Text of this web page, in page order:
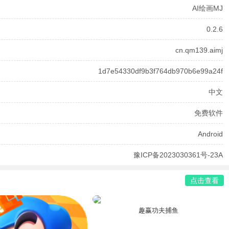
AI绘画MJ
0.2.6
cn.qm139.aimj
1d7e54330df9b3f764db970b6e99a24f
中文
免费软件
Android
豫ICP备2023030361号-23A
点击查看
趣赢功夫捕鱼